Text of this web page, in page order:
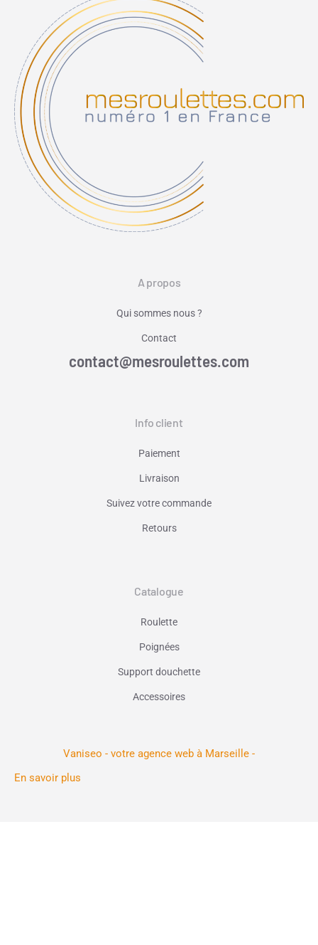
A propos
Qui sommes nous ?
Contact
contact@mesroulettes.com
Info client
Paiement
Livraison
Suivez votre commande
Retours
Catalogue
Roulette
Poignées
Support douchette
Accessoires
Vaniseo - votre agence web à Marseille -
En savoir plus